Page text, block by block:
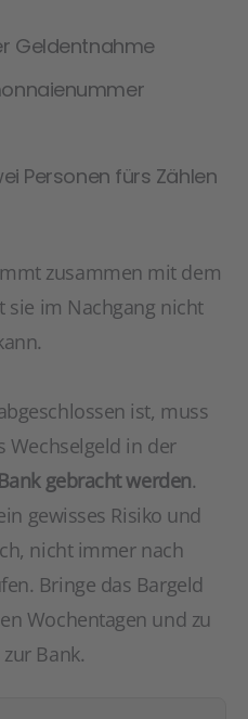
Geldentnahme
Personen fürs Zählen
zusammen mit dem
sie im Nachgang nicht
ist, muss
Wechselgeld in der
gebracht werden.
gewisses Risiko und
nicht immer nach
Bringe das Bargeld
Wochentagen und zu
Bank.